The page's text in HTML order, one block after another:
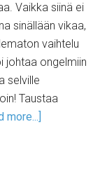
Vaikka siinä ei
sinällään vikaa,
vaihtelu
johtaa ongelmiin
selville
Taustaa
more...]